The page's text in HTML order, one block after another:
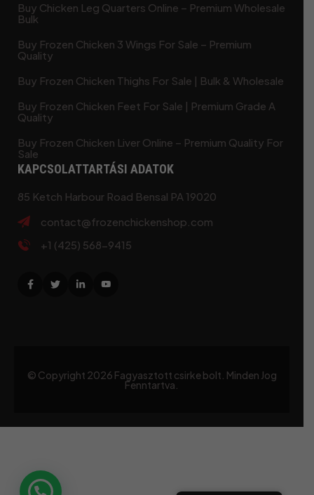
Buy Chicken Leg Quarters Online – Premium Wholesale
Bulk
Buy Frozen Chicken 3 Wings For Sale – Premium
Quality
Buy Frozen Chicken Thighs For Sale | Bulk & Wholesale
Buy Frozen Chicken Feet For Sale | Premium Grade A
Quality
Buy Frozen Chicken Liver Online – Premium Quality For
Sale
KAPCSOLATTARTÁSI ADATOK
85 Ketch Harbour Road Bensal PA 19020
contact@frozenchickenshop.com
+1 (425) 568-9415
© Copyright 2026 Fagyasztott csirke bolt. Minden Jog
Fenntartva.